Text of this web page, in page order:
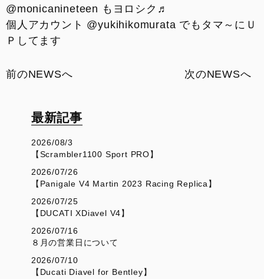
@monicanineteen もヨロシク♬
個人アカウント @yukihikomurata でもタマ～にＵ
Ｐしてます
前のNEWSへ 次のNEWSへ
最新記事
2026/08/3
【Scrambler1100 Sport PRO】
2026/07/26
【Panigale V4 Martin 2023 Racing Replica】
2026/07/25
【DUCATI XDiavel V4】
2026/07/16
８月の営業日について
2026/07/10
【Ducati Diavel for Bentley】